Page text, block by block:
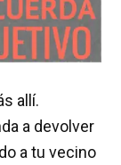
allí.
a devolver
a tu vecino